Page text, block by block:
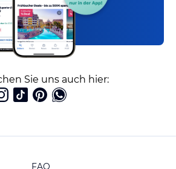
Sie uns auch hier:
FAQ